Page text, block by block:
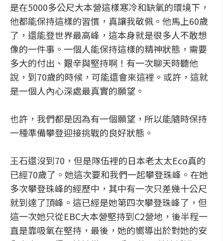
是在5000多公尺大本營這樣寒冷和缺氧的環境下，
他都能保持這樣的習慣，真讓我敬佩。他馬上60歲
了，還能登世界最高峰，這本身就是很多人不敢想
像的一件事。一個人能保持這樣的精神狀態，需要
多大的付出、艱辛與堅持啊！有一次聊天時聽他
說，到70歲的時候，可能還會來這裡。或許，這就
是一個人內心深處最真實的願望。
也許，我們都是因為有一個願望，所以能隨時保持
一種準備攀登迎接挑戰的良好狀態。
王石還沒到70，但是隊伍裡的日本老太太Eco真的
已經70歲了。她這次要和我們一起攀登珠峰。在她
多次攀登珠峰的經歷中，其中有一次只差幾十公尺
就到達了頂峰。這已經是她第四次攀登珠峰了，但
這一次她只從EBC大本營堅持到C2營地，後半程一
直是靠吸氧在堅持，最後，她的嚮導出於對她的安